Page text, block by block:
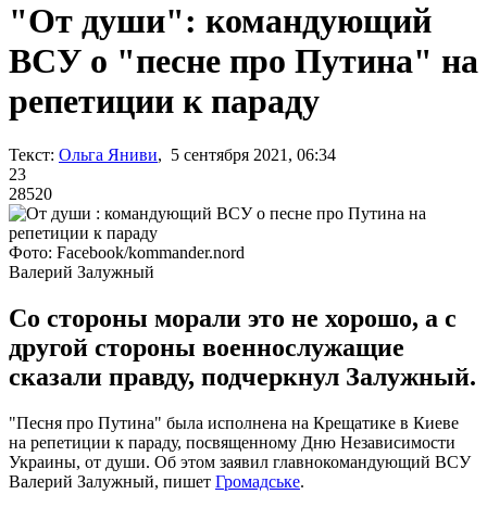
"От души": командующий
ВСУ о "песне про Путина" на
репетиции к параду
Текст: Ольга Яниви, 5 сентября 2021, 06:34
23
28520
Фото: Facebook/kommander.nord
Валерий Залужный
Со стороны морали это не хорошо, а с
другой стороны военнослужащие
сказали правду, подчеркнул Залужный.
"Песня про Путина" была исполнена на Крещатике в Киеве
на репетиции к параду, посвященному Дню Независимости
Украины, от души. Об этом заявил главнокомандующий ВСУ
Валерий Залужный, пишет Громадське.